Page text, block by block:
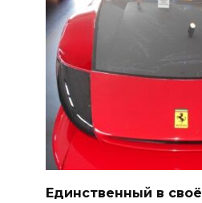
Единственный в